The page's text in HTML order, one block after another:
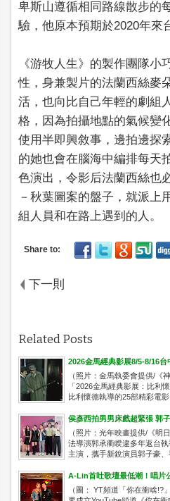
卑斯山遵循相同路線散步的
驗，他原本預期於2020年來
《游牧人生》的製作團隊
性，身兼製片的法蘭西絲麥
活，也向比自己年輕的劇組
格，因為拍攝地點的氣候變
使用半即興敘事，邊拍邊探
的她也會在腦海中編排每天
色演出，令影后法蘭西絲也
－秋葉圖案的盤子，就派上
組人員和在路上遇到的人。
下一則
Related Posts
2026金馬經典影展8/5-8/16
（照片：金馬執委會提供/《
「2026金馬經典影展：比利
比利懷德執導的25部精彩電
侯彥西拍男男床戲超緊張 郭
（照片：光年映畫提供/《明
法導演郭承衢睽違多年返台
主演，攜手新銳演員郭子豪、
A-Lin首吐歌壇最低潮！唱片
（圖： YT頻道「你在衝啥